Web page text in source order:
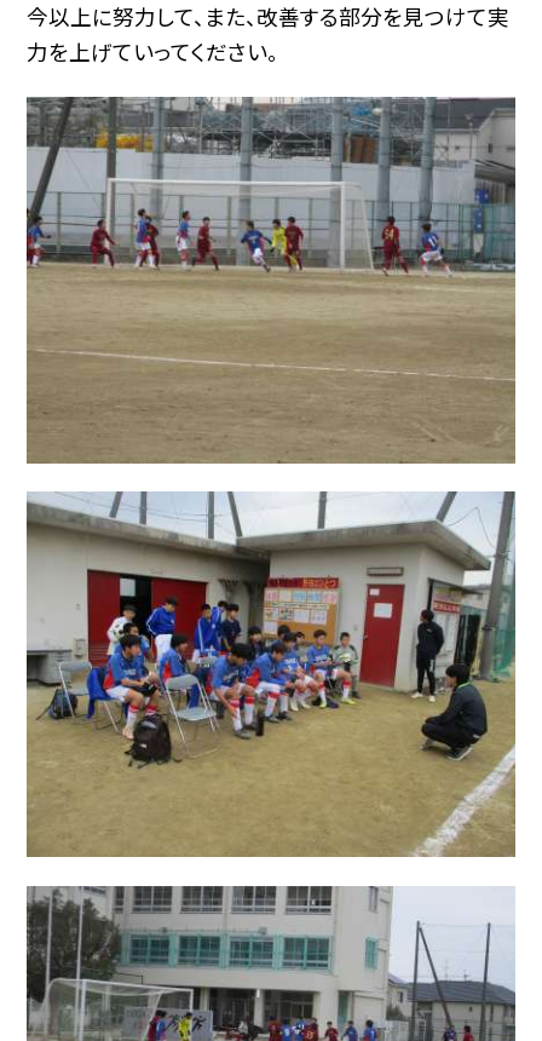
今以上に努力して、また、改善する部分を見つけて実
力を上げていってください。